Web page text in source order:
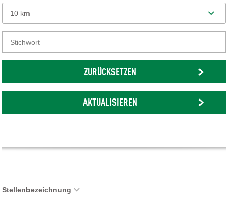
10 km
ZURÜCKSETZEN
AKTUALISIEREN
Stellenbezeichnung